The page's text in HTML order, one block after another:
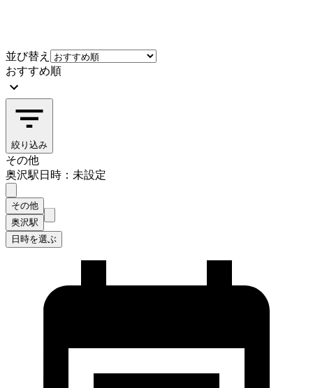
並び替え
おすすめ順
絞り込み
その他
奥沢駅日時：未設定
その他
奥沢駅
日時を選ぶ